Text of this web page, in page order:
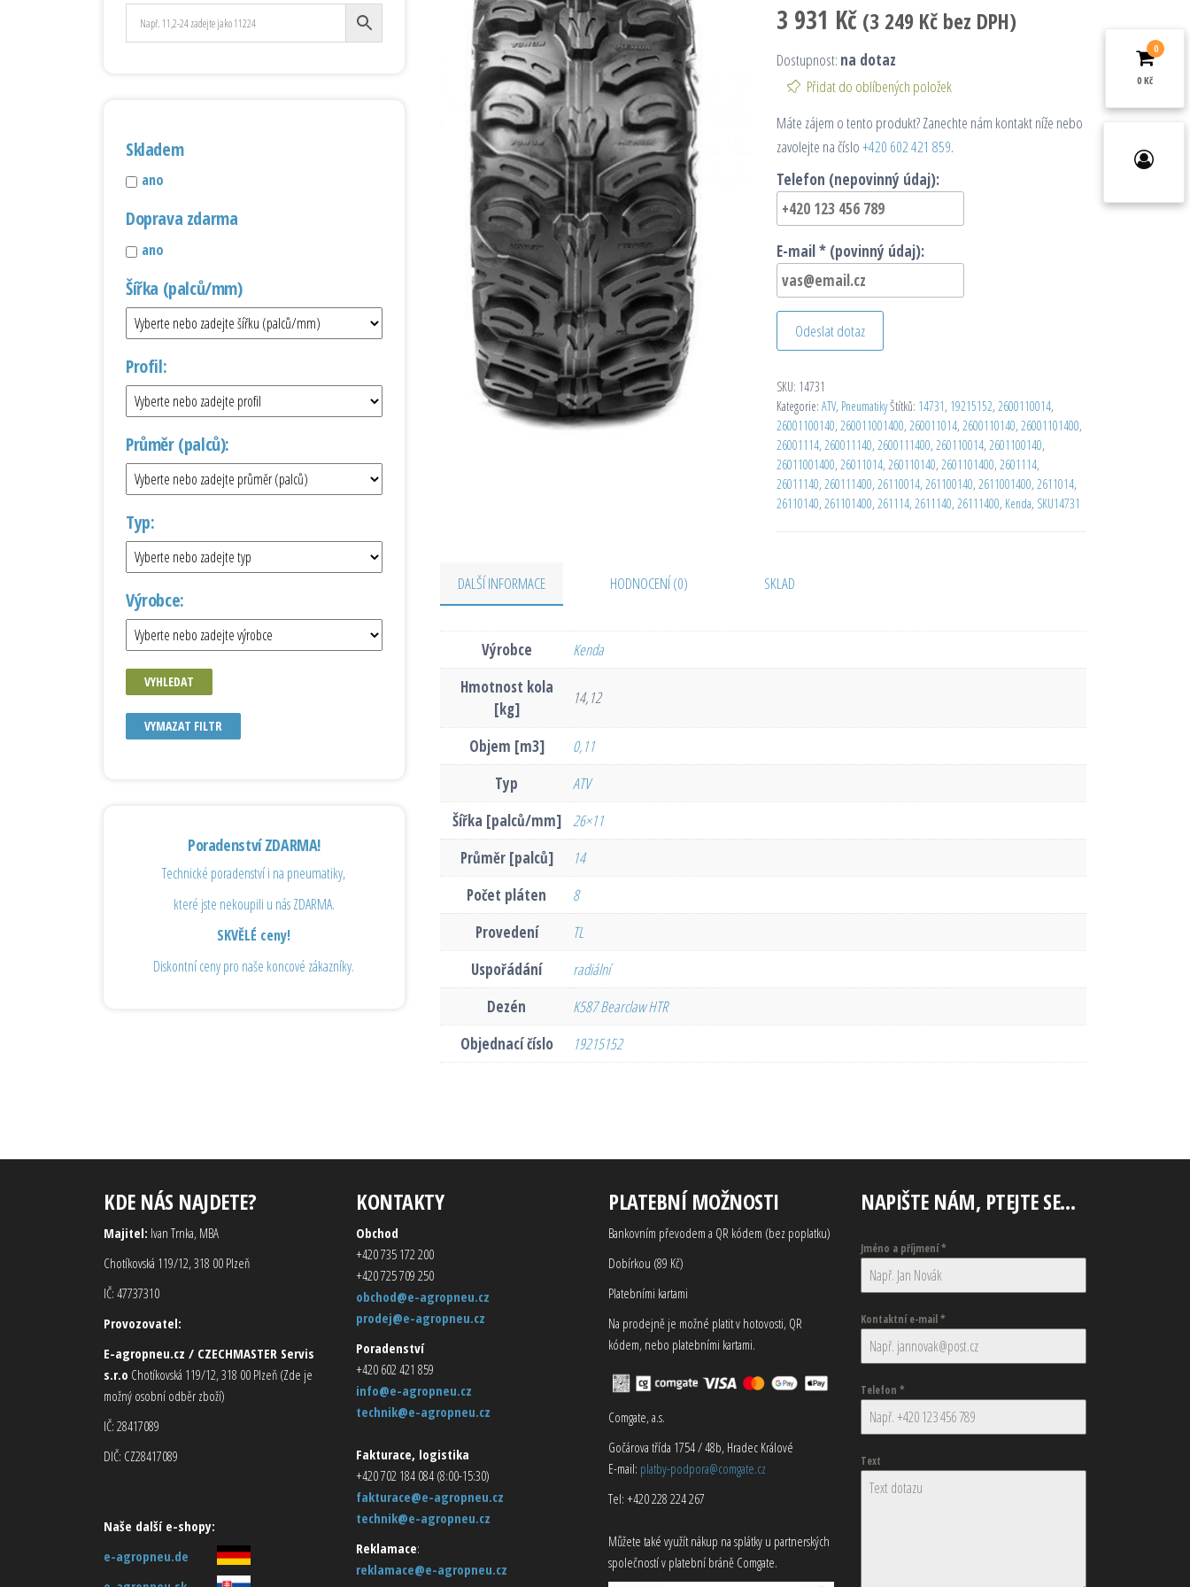
3 931 Kč (3 249 Kčbez DPH)
Dostupnost: na dotaz
Přidat do oblíbených položek
Máte zájem o tento produkt? Zanechte nám kontakt níže nebo
zavolejte na číslo+420 602 421 859.
Telefon (nepovinný údaj):
E-mail * (povinný údaj):
Odeslat dotaz
SKU: 14731
Kategorie: ATV, PneumatikyŠtítků: 14731, 19215152, 2600110014,
26001100140, 260011001400, 260011014, 2600110140, 26001101400,
26001114, 260011140, 2600111400, 260110014, 2601100140,
26011001400, 26011014, 260110140, 2601101400, 2601114,
26011140, 260111400, 26110014, 261100140, 2611001400, 2611014,
26110140, 261101400, 261114, 2611140, 26111400, Kenda, SKU14731
DALŠÍ INFORMACE HODNOCENÍ (0) SKLAD
Výrobce
Kenda
Hmotnost kola
[kg]
14,12
Objem [m3]
0,11
Typ
ATV
Šířka [palců/mm]
26×11
Průměr [palců]
14
Počet pláten
8
Provedení
TL
Uspořádání
radiální
Dezén
K587 Bearclaw HTR
Objednací číslo
19215152
Skladem
ano
Doprava zdarma
ano
Šířka (palců/mm)
Profil:
Průměr (palců):
Typ:
Výrobce:
VYHLEDAT
VYMAZAT FILTR
Poradenství ZDARMA!
Technické poradenství i na pneumatiky,
které jste nekoupili u nás ZDARMA.
SKVĚLÉ ceny!
Diskontní ceny pro naše koncové zákazníky.
KDE NÁS NAJDETE?
Majitel: Ivan Trnka, MBA
Chotíkovská 119/12, 318 00 Plzeň
IČ: 47737310
Provozovatel:
E-agropneu.cz / CZECHMASTER Servis
s.r.o Chotíkovská 119/12, 318 00 Plzeň (Zde je
možný osobní odběr zboží)
IČ: 28417089
DIČ: CZ28417089
Naše další e-shopy:
e-agropneu.de
KONTAKTY
Obchod
+420 735 172 200
+420 725 709 250
obchod@e-agropneu.cz
prodej@e-agropneu.cz
Poradenství
+420 602 421 859
info@e-agropneu.cz
technik@e-agropneu.cz
Fakturace, logistika
+420 702 184 084 (8:00-15:30)
fakturace@e-agropneu.cz
technik@e-agropneu.cz
Reklamace:
reklamace@e-agropneu.cz
PLATEBNÍ MOŽNOSTI
Bankovním převodem a QR kódem (bez poplatku)
Dobírkou (89 Kč)
Platebními kartami
Na prodejně je možné platit v hotovosti, QR
kódem, nebo platebními kartami.
Comgate, a.s.
Gočárova třída 1754 / 48b, Hradec Králové
E-mail: platby-podpora@comgate.cz
Tel: +420 228 224 267
Můžete také využít nákup na splátky u partnerských
společností v platební bráně Comgate.
NAPIŠTE NÁM, PTEJTE SE…
Jméno a příjmení*
Kontaktní e-mail*
Telefon *
Text
0
0 Kč